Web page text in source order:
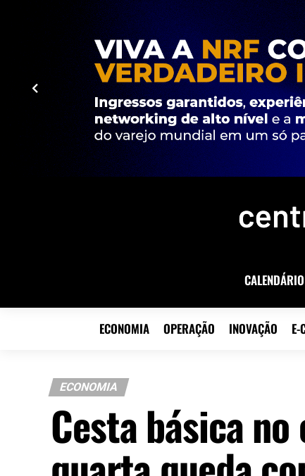
ECONOMIA OPERAÇÃO INOVAÇÃO E-
ECONOMIA
Cesta básica